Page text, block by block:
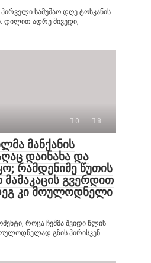
პირველი სამუშაო დღე ტოსკანის
დილით ადრე მივედი,
0 8
მანქანის
დაინახა და
რამდენიმე წუთის
მამაკაცის გვერდით
კი მოულოდნელი
როცა ჩემმა შვიდი წლის
გზის პირისკენ